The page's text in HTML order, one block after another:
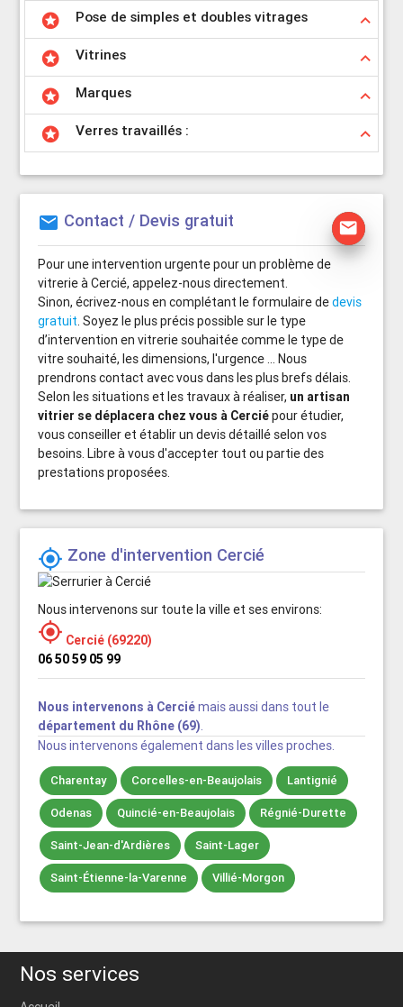
stars keyboard_arrow_up
Pose de simples et doubles vitrages
stars keyboard_arrow_up
Vitrines
stars keyboard_arrow_up
Marques
stars keyboard_arrow_up
Verres travaillés :
mail Contact / Devis gratuit mail
Pour une intervention urgente pour un problème de
vitrerie à Cercié, appelez-nous directement.
Sinon, écrivez-nous en complétant le formulaire dedevis
gratuit. Soyez le plus précis possible sur le type
d’intervention en vitrerie souhaitée comme le type de
vitre souhaité, les dimensions, l'urgence ... Nous
prendrons contact avec vous dans les plus brefs délais.
Selon les situations et les travaux à réaliser, un artisan
vitrier se déplacera chez vous à Cerciépour étudier,
vous conseiller et établir un devis détaillé selon vos
besoins. Libre à vous d'accepter tout ou partie des
prestations proposées.
 Zone d'intervention Cercié
Nous intervenons sur toute la ville et ses environs:
 Cercié (69220)
06 50 59 05 99
Nous intervenons à Cerciémais aussi dans tout le
département du Rhône (69).
Nous intervenons également dans les villes proches.
Charentay Corcelles-en-Beaujolais Lantignié
Odenas Quincié-en-Beaujolais Régnié-Durette
Saint-Jean-d'Ardières Saint-Lager
Saint-Étienne-la-Varenne Villié-Morgon
Nos services